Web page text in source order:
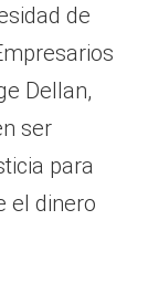
de
Dellan,
ser
para
el dinero